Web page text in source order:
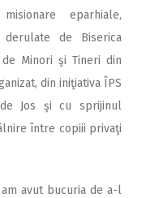
eparhiale,
de Biserica
Minori şi Tineri din
din iniţiativa ÎPS
Jos şi cu sprijinul
între copiii privaţi
avut bucuria de a-l